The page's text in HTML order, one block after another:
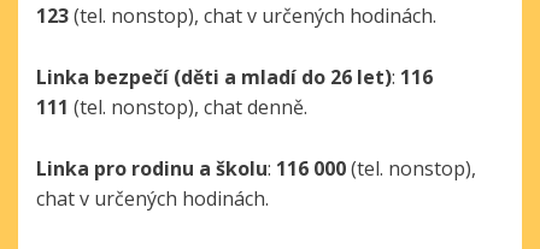
123(tel. nonstop), chat v určených hodinách.
Linka bezpečí (děti a mladí do 26 let): 116
111 (tel. nonstop), chat denně.
Linka pro rodinu a školu: 116 000(tel. nonstop),
chat v určených hodinách.